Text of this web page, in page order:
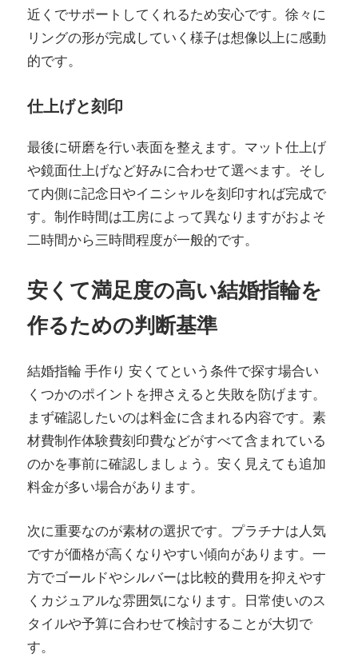
近くでサポートしてくれるため安心です。徐々に
リングの形が完成していく様子は想像以上に感動
的です。
仕上げと刻印
最後に研磨を行い表面を整えます。マット仕上げ
や鏡面仕上げなど好みに合わせて選べます。そし
て内側に記念日やイニシャルを刻印すれば完成で
す。制作時間は工房によって異なりますがおよそ
二時間から三時間程度が一般的です。
安くて満足度の高い結婚指輪を
作るための判断基準
結婚指輪 手作り 安くてという条件で探す場合い
くつかのポイントを押さえると失敗を防げます。
まず確認したいのは料金に含まれる内容です。素
材費制作体験費刻印費などがすべて含まれている
のかを事前に確認しましょう。安く見えても追加
料金が多い場合があります。
次に重要なのが素材の選択です。プラチナは人気
ですが価格が高くなりやすい傾向があります。一
方でゴールドやシルバーは比較的費用を抑えやす
くカジュアルな雰囲気になります。日常使いのス
タイルや予算に合わせて検討することが大切で
す。